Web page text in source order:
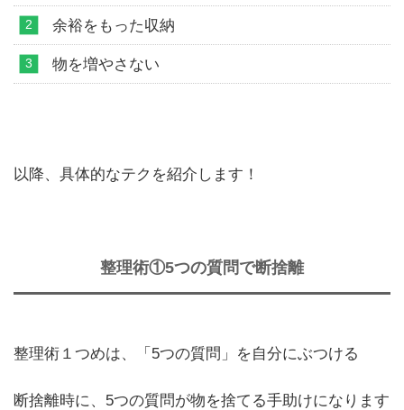
余裕をもった収納
物を増やさない
以降、具体的なテクを紹介します！
整理術①5つの質問で断捨離
整理術１つめは、「5つの質問」を自分にぶつける
断捨離時に、5つの質問が物を捨てる手助けになります